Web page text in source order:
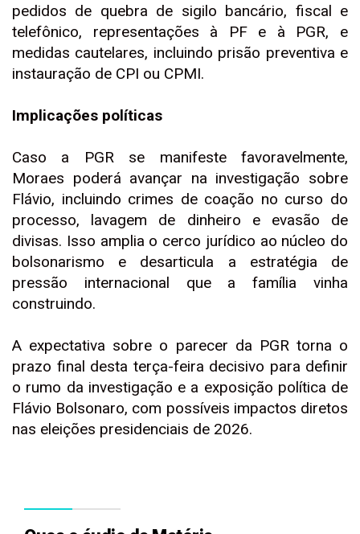
pedidos de quebra de sigilo bancário, fiscal e
telefônico, representações à PF e à PGR, e
medidas cautelares, incluindo prisão preventiva e
instauração de CPI ou CPMI.
Implicações políticas
Caso a PGR se manifeste favoravelmente,
Moraes poderá avançar na investigação sobre
Flávio, incluindo crimes de coação no curso do
processo, lavagem de dinheiro e evasão de
divisas. Isso amplia o cerco jurídico ao núcleo do
bolsonarismo e desarticula a estratégia de
pressão internacional que a família vinha
construindo.
A expectativa sobre o parecer da PGR torna o
prazo final desta terça-feira decisivo para definir
o rumo da investigação e a exposição política de
Flávio Bolsonaro, com possíveis impactos diretos
nas eleições presidenciais de 2026.